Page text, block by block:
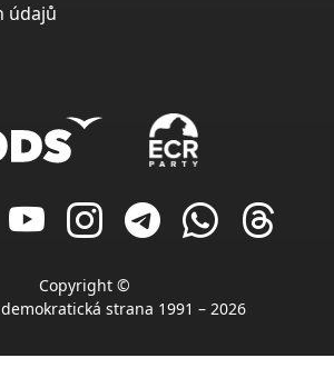
údajů
Copyright ©
strana 1991 – 2026